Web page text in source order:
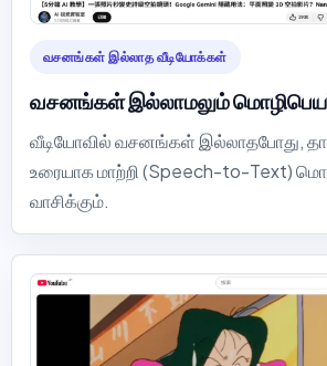
வசனங்கள் இல்லாத வீடியோக்கள்
வசனங்கள் இல்லாமலும்
வீடியோவில் வசனங்கள் இல்லாதபோது,
உரையாக மாற்றி (Speech-to-Text)
வாசிக்கும்.